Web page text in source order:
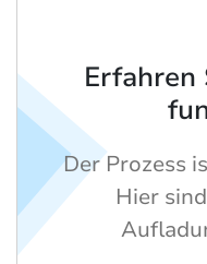
Erfahren
Der Prozess
Hier